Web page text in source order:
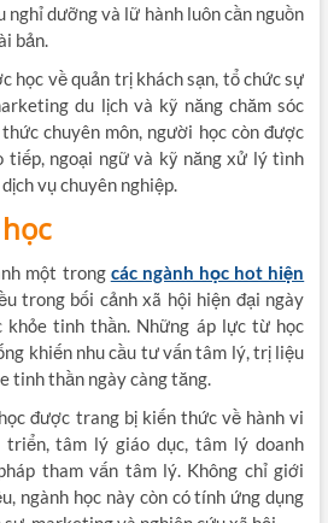
nghỉ dưỡng và lữ hành luôn cần nguồn
bản.
học về quản trị khách sạn, tổ chức sự
du lịch và kỹ năng chăm sóc
chuyên môn, người học còn được
tiếp, ngoại ngữ và kỹ năng xử lý tình
vụ chuyên nghiệp.
một trong các ngành học hot hiện
trong bối cảnh xã hội hiện đại ngày
khỏe tinh thần. Những áp lực từ học
khiến nhu cầu tư vấn tâm lý, trị liệu
tinh thần ngày càng tăng.
được trang bị kiến thức về hành vi
tâm lý giáo dục, tâm lý doanh
tham vấn tâm lý. Không chỉ giới
ngành học này còn có tính ứng dụng